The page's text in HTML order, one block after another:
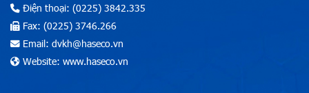
Điện thoại: (0225) 3842.335
Fax: (0225) 3746.266
Email: dvkh@haseco.vn
Website: www.haseco.vn